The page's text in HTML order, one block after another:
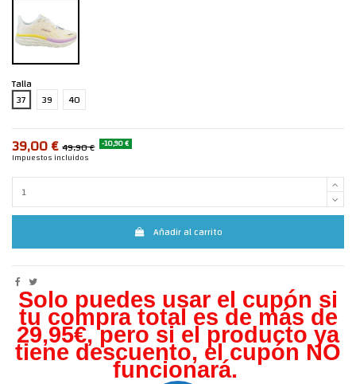
Talla
37
39 40
39,00 € 49,90 € -10,90 €
Impuestos incluidos
Añadir al carrito
Solo puedes usar el cupón si
tu compra total es de más de
29,95€, pero si el producto ya
tiene descuento, el cupón NO
funcionará.